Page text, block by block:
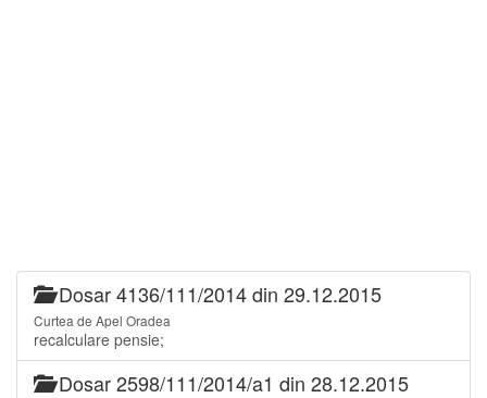
Dosar 4136/111/2014 din 29.12.2015
Curtea de Apel Oradea
recalculare pensie;
Dosar 2598/111/2014/a1 din 28.12.2015